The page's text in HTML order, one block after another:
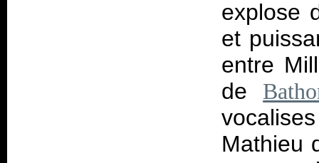
explose
et
entre
de
Mathieu